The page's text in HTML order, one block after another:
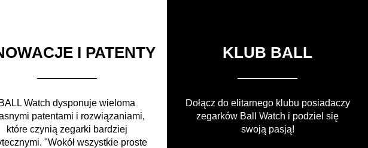
I PATENTY
BALL Watch dysponuje wieloma
patentami i rozwiązaniami,
które czynią zegarki bardziej
"Wokół wszystkie proste
KLUB BALL
Dołącz do elitarnego klubu posiadaczy
zegarków Ball Watch i podziel się
swoją pasją!